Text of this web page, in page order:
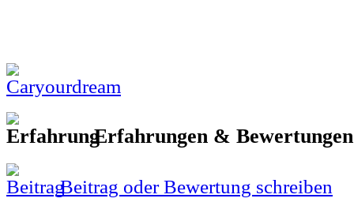
Erfahrungen &
Beitrag oder Bewertung schreiben